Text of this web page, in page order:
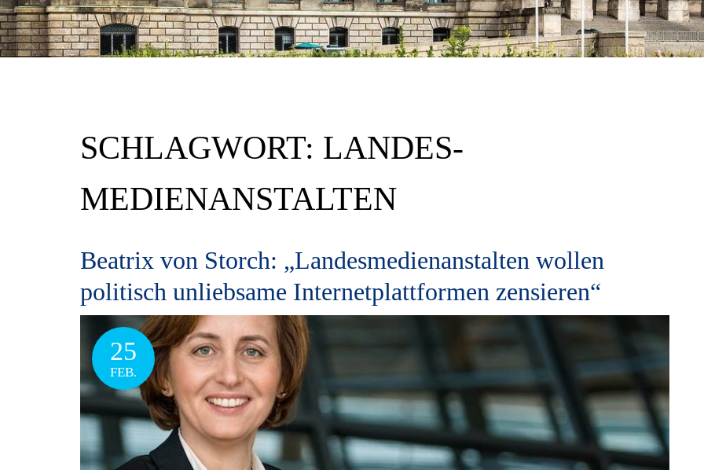
SCHLAGWORT: LANDES-
MEDIENANSTALTEN
Beatrix von Storch: „Landesmedienanstalten wollen
politisch unliebsame Internetplattformen zensieren“
25
FEB.